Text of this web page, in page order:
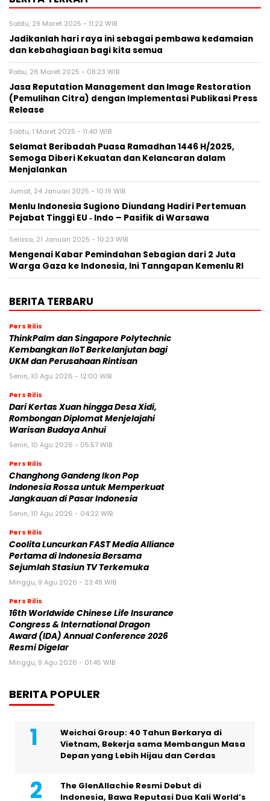
Sabtu, 29 Maret 2025 - 11:22 WIB
Jadikanlah hari raya ini sebagai pembawa kedamaian
dan kebahagiaan bagi kita semua
Rabu, 26 Maret 2025 - 08:23 WIB
Jasa Reputation Management dan Image Restoration
(Pemulihan Citra) dengan Implementasi Publikasi Press
Release
Sabtu, 1 Maret 2025 - 11:40 WIB
Selamat Beribadah Puasa Ramadhan 1446 H/2025,
Semoga Diberi Kekuatan dan Kelancaran dalam
Menjalankan
Jumat, 24 Januari 2025 - 10:19 WIB
Menlu Indonesia Sugiono Diundang Hadiri Pertemuan
Pejabat Tinggi EU ‐ Indo – Pasifik di Warsawa
Selasa, 21 Januari 2025 - 10:23 WIB
Mengenai Kabar Pemindahan Sebagian dari 2 Juta
Warga Gaza ke Indonesia, Ini Tanngapan Kemenlu RI
BERITA TERBARU
Pers Rilis
ThinkPalm dan Singapore Polytechnic
Kembangkan IIoT Berkelanjutan bagi
UKM dan Perusahaan Rintisan
Senin, 10 Agu 2026 - 12:00 WIB
Pers Rilis
Dari Kertas Xuan hingga Desa Xidi,
Rombongan Diplomat Menjelajahi
Warisan Budaya Anhui
Senin, 10 Agu 2026 - 05:57 WIB
Pers Rilis
Changhong Gandeng Ikon Pop
Indonesia Rossa untuk Memperkuat
Jangkauan di Pasar Indonesia
Senin, 10 Agu 2026 - 04:22 WIB
Pers Rilis
Coolita Luncurkan FAST Media Alliance
Pertama di Indonesia Bersama
Sejumlah Stasiun TV Terkemuka
Minggu, 9 Agu 2026 - 23:49 WIB
Pers Rilis
16th Worldwide Chinese Life Insurance
Congress & International Dragon
Award (IDA) Annual Conference 2026
Resmi Digelar
Minggu, 9 Agu 2026 - 01:45 WIB
BERITA POPULER
Weichai Group: 40 Tahun Berkarya di
Vietnam, Bekerja sama Membangun Masa
Depan yang Lebih Hijau dan Cerdas
The GlenAllachie Resmi Debut di
Indonesia, Bawa Reputasi Dua Kali World’s